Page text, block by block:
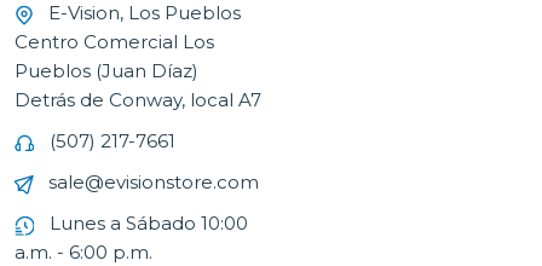
E-Vision, Los Pueblos
Centro Comercial Los
Pueblos (Juan Díaz)
Detrás de Conway, local A7
(507) 217-7661
sale@evisionstore.com
Lunes a Sábado 10:00
a.m. - 6:00 p.m.